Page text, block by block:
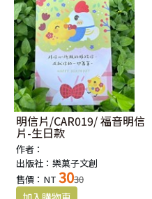
明信片/CAR019/ 福音明信
片-生日款
作者：
出版社：樂菓子文創
售價：NT 3030